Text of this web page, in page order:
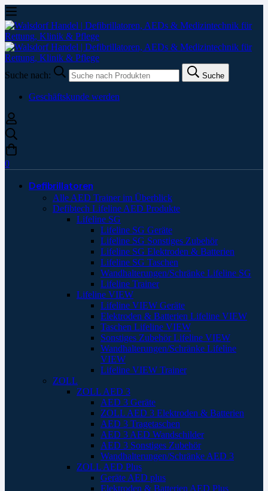
Suche nach: Suche
Geschäftskunde werden
0
Defibrillatoren
Alle AED Trainer im Überblick
Defibtech Lifeline AED Produkte
Lifeline SG
Lifeline SG Geräte
Lifeline SG Sonstiges Zubehör
Lifeline SG Elektroden & Batterien
Lifeline SG Taschen
Wandhalterungen/Schränke Lifeline SG
Lifeline Trainer
Lifeline VIEW
Lifeline VIEW Geräte
Elektroden & Batterien Lifeline VIEW
Taschen Lifeline VIEW
Sonstiges Zubehör Lifeline VIEW
Wandhalterungen/Schränke Lifeline
VIEW
Lifeline VIEW Trainer
ZOLL
ZOLL AED 3
AED 3 Geräte
ZOLL AED 3 Elektroden & Batterien
AED 3 Tragetaschen
AED 3 AED Wandschilder
AED 3 Sonstiges Zubehör
Wandhalterungen/Schränke AED 3
ZOLL AED Plus
Geräte AED plus
Elektroden & Batterien AED Plus